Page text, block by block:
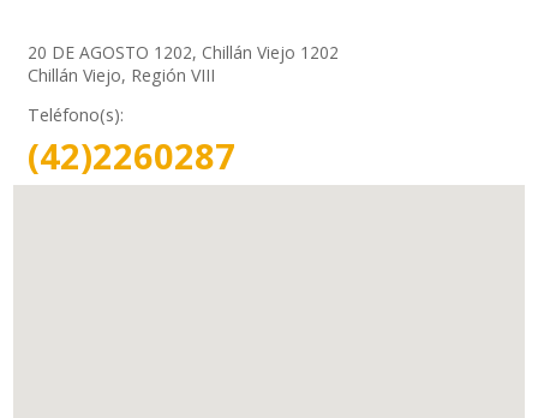
20 DE AGOSTO 1202, Chillán Viejo 1202
Chillán Viejo, Región VIII
Teléfono(s):
(42)2260287